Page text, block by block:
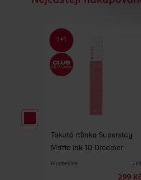
Tekutá rtěnka Superstay
Matte Ink 10 Dreamer
Maybelline 5 ml
299 Kč